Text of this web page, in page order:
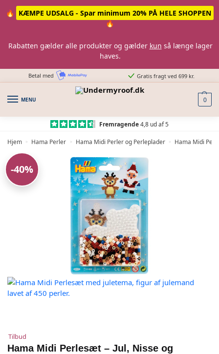
🔥
KÆMPE UDSALG - Spar minimum 20% PÅ HELE SHOPPEN
🔥
Rabatten gælder alle produkter og gælder kun så længe lager
haves.
Betal med Gratis fragt ved 699 kr.
MENU 0
Fremragende4,8 ud af 5
Hjem » Hama Perler » Hama Midi Perler og Perleplader » Hama Midi
-40%
Tilbud
Hama Midi Perlesæt – Jul, Nisse og